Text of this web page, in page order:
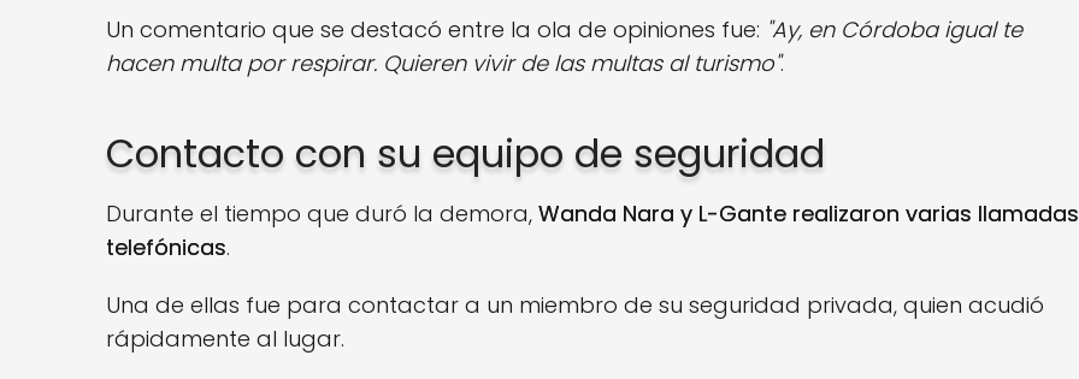
Un comentario que se destacó entre la ola de opiniones fue: "Ay, en Córdoba igual te
hacen multa por respirar. Quieren vivir de las multas al turismo".
Contacto con su equipo de seguridad
Durante el tiempo que duró la demora, Wanda Nara y L-Gante realizaron varias llamadas
telefónicas.
Una de ellas fue para contactar a un miembro de su seguridad privada, quien acudió
rápidamente al lugar.